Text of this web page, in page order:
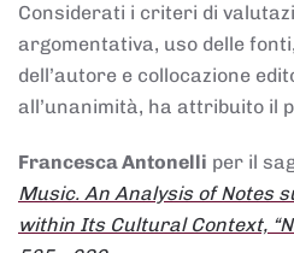
Considerati i criteri di
argomentativa, uso delle
dell’autore e collocazione
all’unanimità, ha attribuito il
Francesca Antonelli per il
Music. An Analysis of Notes
within Its Cultural Context,